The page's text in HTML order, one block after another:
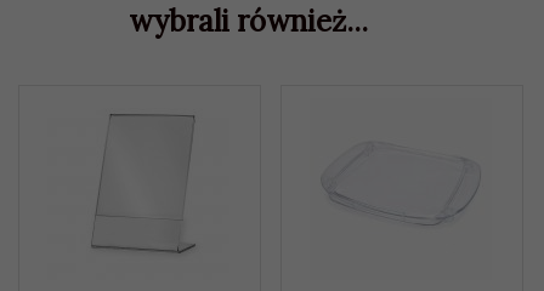
wybrali również...